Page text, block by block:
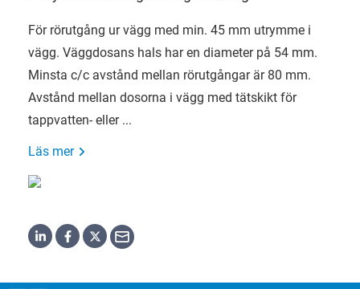
För rörutgång ur vägg med min. 45 mm utrymme i
vägg. Väggdosans hals har en diameter på 54 mm.
Minsta c/c avstånd mellan rörutgångar är 80 mm.
Avstånd mellan dosorna i vägg med tätskikt för
tappvatten- eller ...
Läs mer